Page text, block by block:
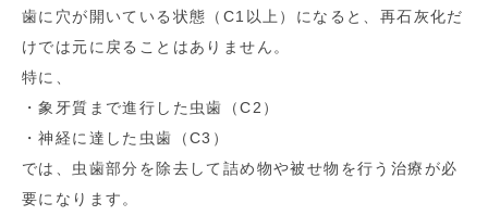
歯に穴が開いている状態（C1以上）になると、再石灰化だ
けでは元に戻ることはありません。
特に、
・象牙質まで進行した虫歯（C2）
・神経に達した虫歯（C3）
では、虫歯部分を除去して詰め物や被せ物を行う治療が必
要になります。